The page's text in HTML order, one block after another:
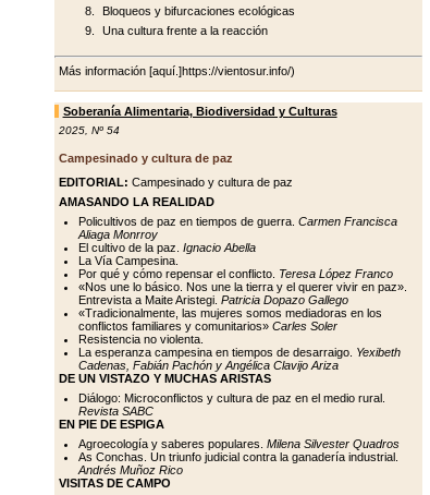
Bloqueos y bifurcaciones ecológicas
Una cultura frente a la reacción
Más información [aquí.]https://vientosur.info/)
Soberanía Alimentaria, Biodiversidad y Culturas
2025, Nº 54
Campesinado y cultura de paz
EDITORIAL: Campesinado y cultura de paz
AMASANDO LA REALIDAD
Policultivos de paz en tiempos de guerra. Carmen Francisca
Aliaga Monrroy
El cultivo de la paz. Ignacio Abella
La Vía Campesina.
Por qué y cómo repensar el conflicto. Teresa López Franco
«Nos une lo básico. Nos une la tierra y el querer vivir en paz».
Entrevista a Maite Aristegi. Patricia Dopazo Gallego
«Tradicionalmente, las mujeres somos mediadoras en los
conflictos familiares y comunitarios» Carles Soler
Resistencia no violenta.
La esperanza campesina en tiempos de desarraigo. Yexibeth
Cadenas, Fabián Pachón y Angélica Clavijo Ariza
DE UN VISTAZO Y MUCHAS ARISTAS
Diálogo: Microconflictos y cultura de paz en el medio rural.
Revista SABC
EN PIE DE ESPIGA
Agroecología y saberes populares. Milena Silvester Quadros
As Conchas. Un triunfo judicial contra la ganadería industrial.
Andrés Muñoz Rico
VISITAS DE CAMPO